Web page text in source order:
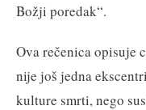
Božji poredak“.
Ova rečenica opisuje
nije još jedna
kulture smrti, nego